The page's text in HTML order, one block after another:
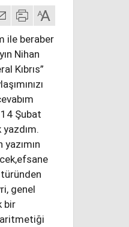
ile beraber
Nihan
Kıbrıs”
Şubat
genel
bir